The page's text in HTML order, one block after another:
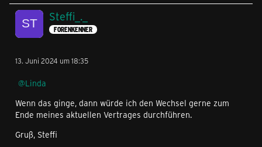
Steffi_._
FORENKENNER
13. Juni 2024 um 18:35
Linda
Wenn das ginge, dann würde ich den Wechsel gerne zum
Ende meines aktuellen Vertrages durchführen.
Gruß, Steffi